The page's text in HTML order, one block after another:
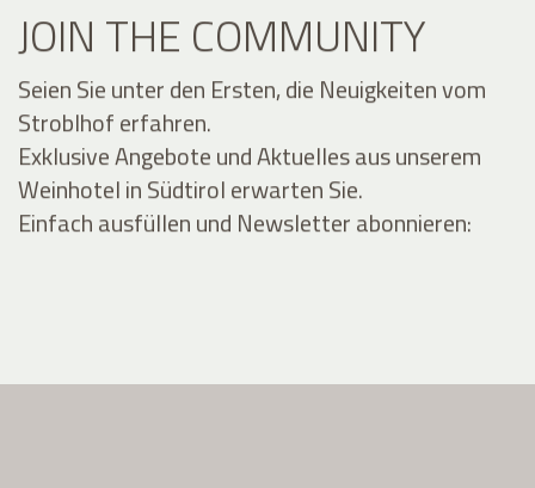
JOIN THE COMMUNITY
Seien Sie unter den Ersten, die Neuigkeiten vom
Stroblhof erfahren.
Exklusive Angebote und Aktuelles aus unserem
Weinhotel in Südtirol erwarten Sie.
Einfach ausfüllen und Newsletter abonnieren: